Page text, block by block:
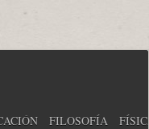
FILOSOFÍA